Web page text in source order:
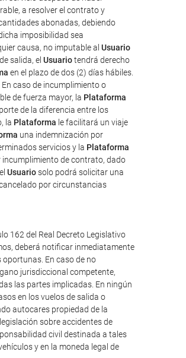
a resolver el contrato y
abonadas, debiendo
imposibilidad sea
causa, no imputable al Usuario
salida, el Usuariotendrá derecho
en el plazo de dos (2) días hábiles.
caso de incumplimiento o
de fuerza mayor, la Plataforma
de la diferencia entre los
la Plataforma le facilitará un viaje
una indemnización por
servicios y la Plataforma
incumplimiento de contrato, dado
Usuariosolo podrá solicitar una
por circunstancias
162 del Real Decreto Legislativo
deberá notificar inmediatamente
oportunas. En caso de no
jurisdiccional competente,
las partes implicadas. En ningún
en los vuelos de salida o
autocares propiedad de la
sobre accidentes de
civil destinada a tales
y en la moneda legal de